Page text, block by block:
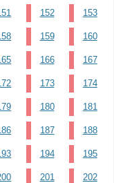
152 153
159 160
166 167
173 174
180 181
187 188
194 195
201 202